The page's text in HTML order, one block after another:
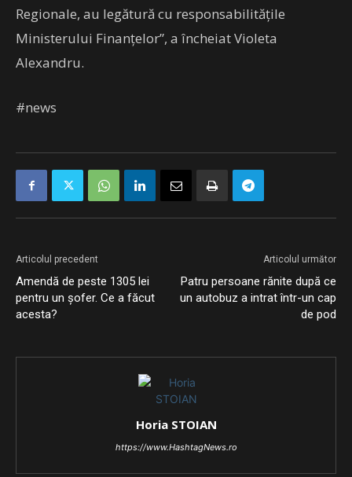
Regionale, au legătură cu responsabilităţile
Ministerului Finanţelor”, a încheiat Violeta
Alexandru.
#news
Articolul precedent
Amendă de peste 1305 lei
pentru un şofer. Ce a făcut
acesta?
Articolul următor
Patru persoane rănite după ce
un autobuz a intrat într-un cap
de pod
Horia STOIAN
https://www.HashtagNews.ro